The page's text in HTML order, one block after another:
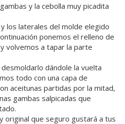
y la cebolla muy picadita
los laterales del molde elegido
ponemos el relleno de
volvemos a tapar la parte
dándole la vuelta
todo con una capa de
aceitunas partidas por la mitad,
gambas salpicadas que
original que seguro gustará a tus